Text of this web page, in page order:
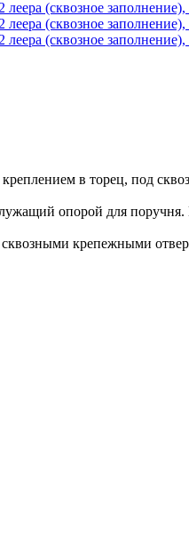
в торец, под
опорой для
крепежными